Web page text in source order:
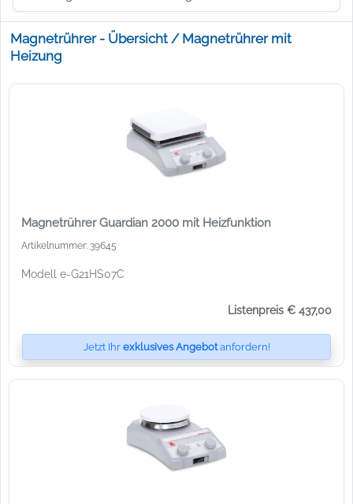
Magnetrührer - Übersicht / Magnetrührer mit
Heizung
Magnetrührer Guardian 2000 mit Heizfunktion
Artikelnummer: 39645
Modell e-G21HS07C
Listenpreis € 437,00
Jetzt Ihr exklusives Angebotanfordern!